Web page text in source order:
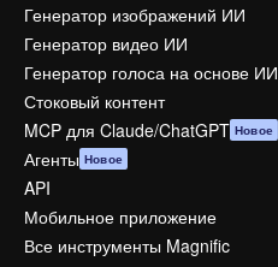
Генератор изображений ИИ
Генератор видео ИИ
Генератор голоса на основе ИИ
Стоковый контент
MCP для Claude/ChatGPT Новое
Агенты Новое
API
Мобильное приложение
Все инструменты Magnific